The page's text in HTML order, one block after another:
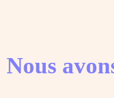
Nous